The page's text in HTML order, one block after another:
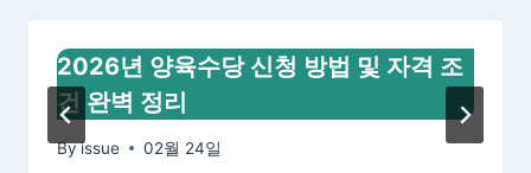
2026년 양육수당 신청 방법 및 자격 조
건 완벽 정리
Byissue 02월 24일